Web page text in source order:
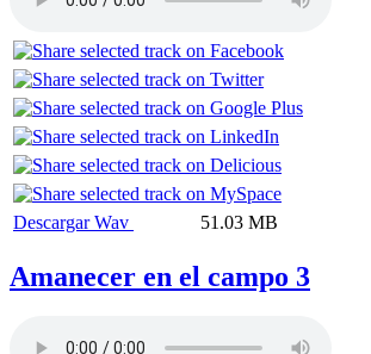
Descargar Wav 51.03 MB
Amanecer en el campo 3